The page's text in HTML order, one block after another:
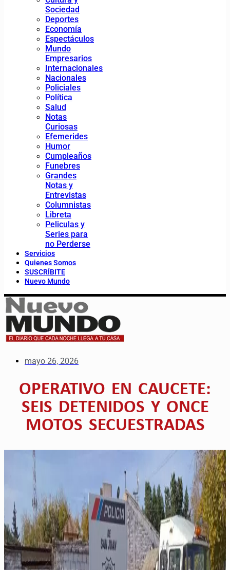
Sociedad
Deportes
Economía
Espectáculos
Mundo
Empresarios
Internacionales
Nacionales
Policiales
Política
Salud
Notas
Curiosas
Efemerides
Humor
Cumpleaños
Funebres
Grandes
Notas y
Entrevistas
Columnistas
Libreta
Peliculas y
Series para
no Perderse
Servicios
Quienes Somos
SUSCRÍBITE
Nuevo Mundo
mayo 26, 2026
OPERATIVO EN CAUCETE:
SEIS DETENIDOS Y ONCE
MOTOS SECUESTRADAS